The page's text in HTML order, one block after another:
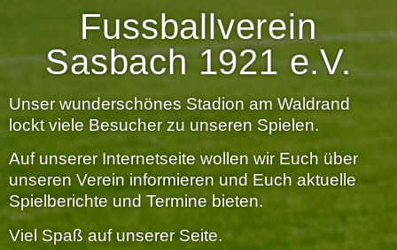
Fussballverein
Sasbach 1921 e.V.
Unser wunderschönes Stadion am Waldrand
lockt viele Besucher zu unseren Spielen.
Auf unserer Internetseite wollen wir Euch über
unseren Verein informieren und Euch aktuelle
Spielberichte und Termine bieten.
Viel Spaß auf unserer Seite.